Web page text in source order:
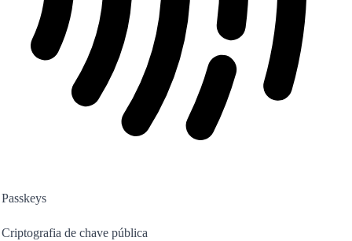
Passkeys
Criptografia de chave pública